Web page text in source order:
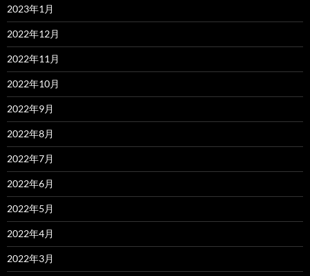
2023年1月
2022年12月
2022年11月
2022年10月
2022年9月
2022年8月
2022年7月
2022年6月
2022年5月
2022年4月
2022年3月